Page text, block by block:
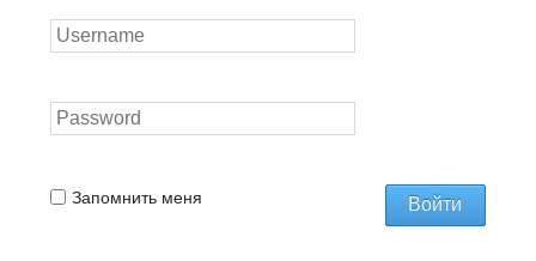
Запомнить меня